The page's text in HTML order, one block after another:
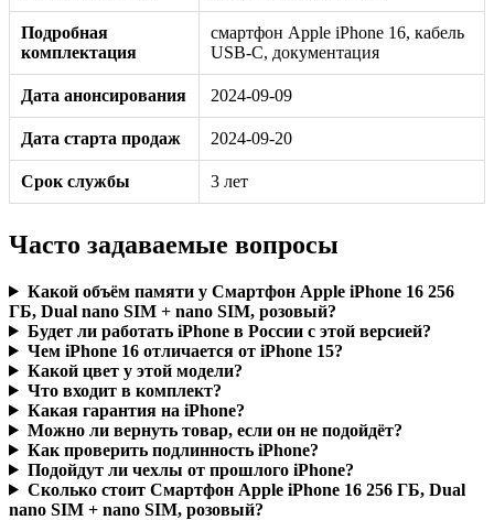
Подробная
комплектация
смартфон Apple iPhone 16, кабель
USB-C, документация
Дата анонсирования 2024-09-09
Дата старта продаж 2024-09-20
Срок службы 3 лет
Часто задаваемые вопросы
Какой объём памяти у Смартфон Apple iPhone 16 256
ГБ, Dual nano SIM + nano SIM, розовый?
Будет ли работать iPhone в России с этой версией?
Чем iPhone 16 отличается от iPhone 15?
Какой цвет у этой модели?
Что входит в комплект?
Какая гарантия на iPhone?
Можно ли вернуть товар, если он не подойдёт?
Как проверить подлинность iPhone?
Подойдут ли чехлы от прошлого iPhone?
Сколько стоит Смартфон Apple iPhone 16 256 ГБ, Dual
nano SIM + nano SIM, розовый?